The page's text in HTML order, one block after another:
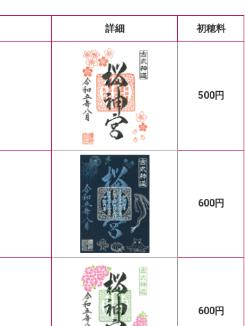
詳細 初穂料
500円
600円
600円